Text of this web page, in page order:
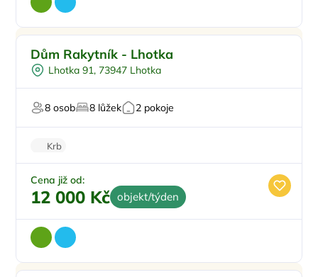
Na samotě
Šipky
Pingpong
Dům Rakytník - Lhotka
Lhotka 91, 73947 Lhotka
8 osob 8 lůžek 2 pokoje
Krb
Cena již od:
12 000 Kč objekt/týden